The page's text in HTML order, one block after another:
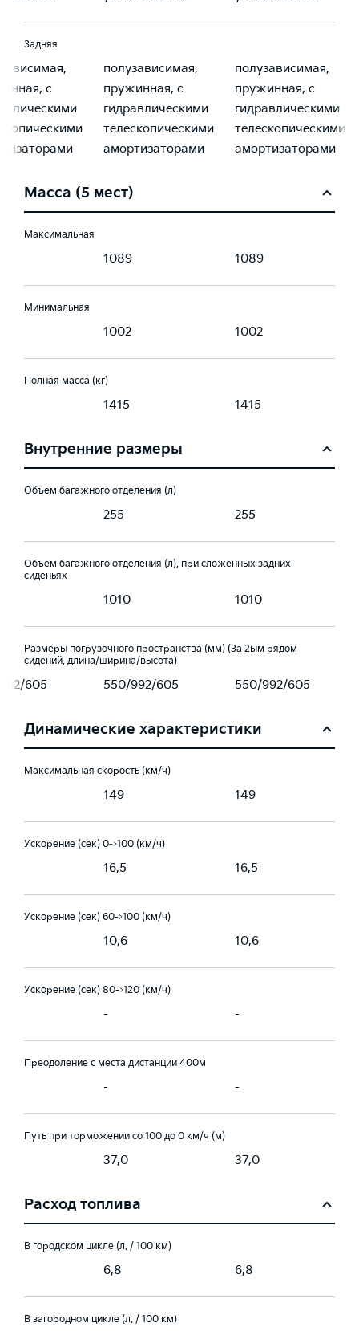
Задняя
с
полузависимая,
пружинная, с
гидравлическими
телескопическими
амортизаторами
полузависимая,
пружинная, с
гидравлическими
телескопическими
амортизаторами
Масса (5 мест)
Максимальная
1089 1089
Минимальная
1002 1002
Полная масса (кг)
1415 1415
Внутренние размеры
Объем багажного отделения (л)
255 255
Объем багажного отделения (л), при сложенных задних
сиденьях
1010 1010
Размеры погрузочного пространства (мм) (За 2ым рядом
сидений, длина/ширина/высота)
605 550/992/605 550/992/605
Динамические характеристики
Максимальная скорость (км/ч)
149 149
Ускорение (сек) 0->100 (км/ч)
16,5 16,5
Ускорение (сек) 60->100 (км/ч)
10,6 10,6
Ускорение (сек) 80->120 (км/ч)
- -
Преодоление с места дистанции 400м
- -
Путь при торможении со 100 до 0 км/ч (м)
37,0 37,0
Расход топлива
В городском цикле (л. / 100 км)
6,8 6,8
В загородном цикле (л. / 100 км)